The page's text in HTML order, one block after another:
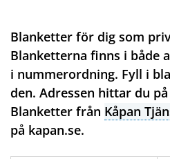
Blanketter för dig som
Blanketterna finns i både
i nummerordning. Fyll i
den. Adressen hittar du
Blanketter från Kåpan
på kapan.se.